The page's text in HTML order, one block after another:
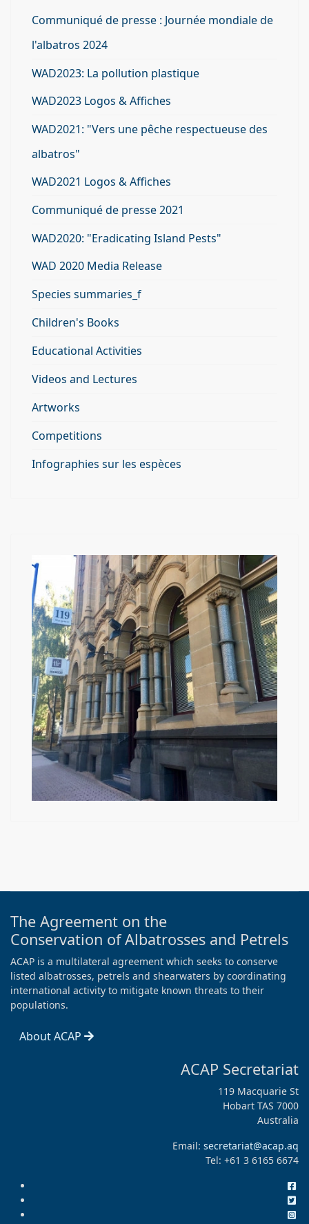
Communiqué de presse : Journée mondiale de
l'albatros 2024
WAD2023: La pollution plastique
WAD2023 Logos & Affiches
WAD2021: "Vers une pêche respectueuse des
albatros"
WAD2021 Logos & Affiches
Communiqué de presse 2021
WAD2020: "Eradicating Island Pests"
WAD 2020 Media Release
Species summaries_f
Children's Books
Educational Activities
Videos and Lectures
Artworks
Competitions
Infographies sur les espèces
The Agreement on the
Conservation of Albatrosses and Petrels
ACAP is a multilateral agreement which seeks to conserve
listed albatrosses, petrels and shearwaters by coordinating
international activity to mitigate known threats to their
populations.
About ACAP
ACAP Secretariat
119 Macquarie St
Hobart TAS 7000
Australia
Email: secretariat@acap.aq
Tel: +61 3 6165 6674